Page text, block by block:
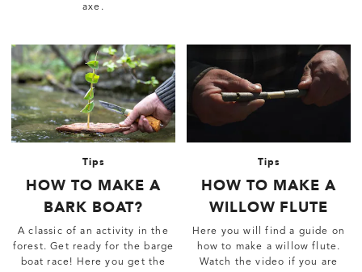
axe.
Tips
HOW TO MAKE A
BARK BOAT?
A classic of an activity in the
forest. Get ready for the barge
boat race! Here you get the
Tips
HOW TO MAKE A
WILLOW FLUTE
Here you will find a guide on
how to make a willow flute.
Watch the video if you are